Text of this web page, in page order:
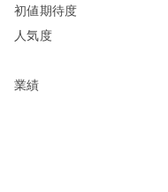
初値期待度
人気度
業績